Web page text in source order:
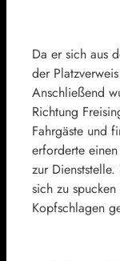
Da er sich aus
der
Anschließend
Richtung
Fahrgäste und
erforderte
zur
sich zu
Kopfschlagen